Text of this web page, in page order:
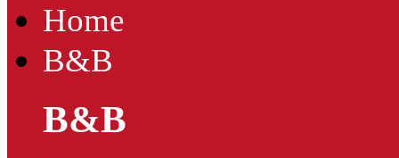
Home
B&B
B&B